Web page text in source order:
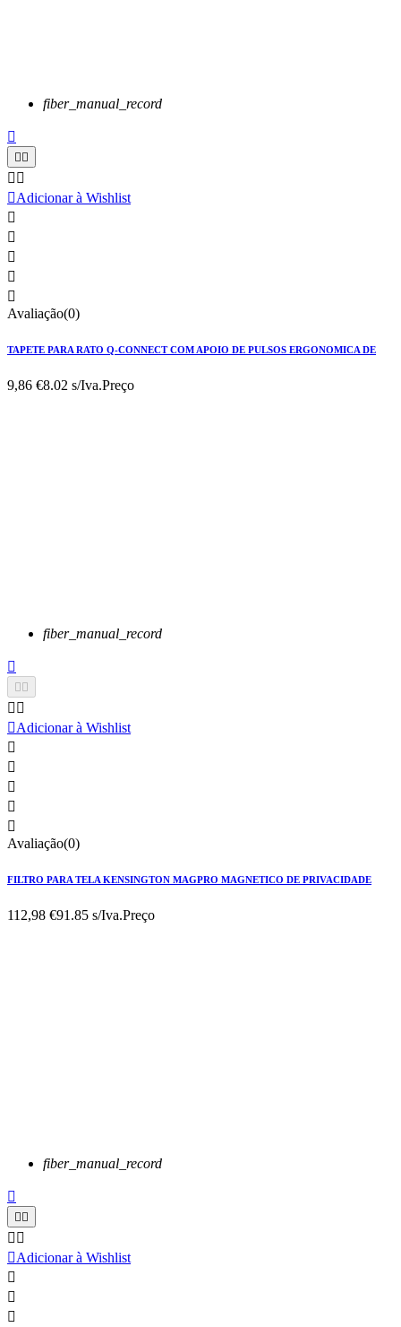
fiber_manual_record


 
Adicionar à Wishlist





Avaliação(0)
TAPETE PARA RATO Q-CONNECT COM APOIO DE PULSOS ERGONOMICA DE
9,86 €8.02 s/Iva.Preço
fiber_manual_record


 
Adicionar à Wishlist





Avaliação(0)
FILTRO PARA TELA KENSINGTON MAGPRO MAGNETICO DE PRIVACIDADE
112,98 €91.85 s/Iva.Preço
fiber_manual_record


 
Adicionar à Wishlist


